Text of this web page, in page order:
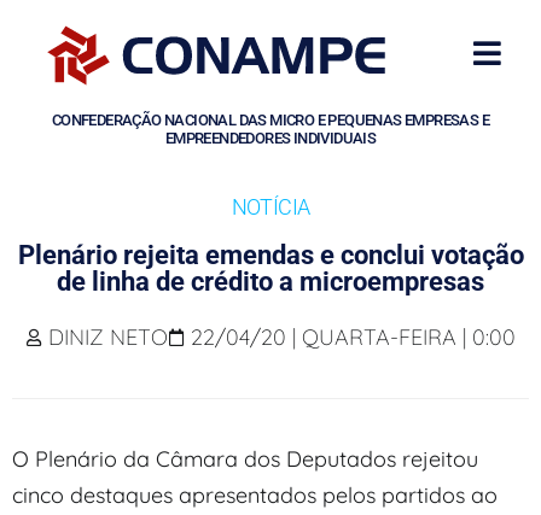
CONFEDERAÇÃO NACIONAL DAS MICRO E PEQUENAS EMPRESAS E
EMPREENDEDORES INDIVIDUAIS
NOTÍCIA
Plenário rejeita emendas e conclui votação
de linha de crédito a microempresas
DINIZ NETO 22/04/20 | QUARTA-FEIRA | 0:00
O Plenário da Câmara dos Deputados rejeitou
cinco destaques apresentados pelos partidos ao